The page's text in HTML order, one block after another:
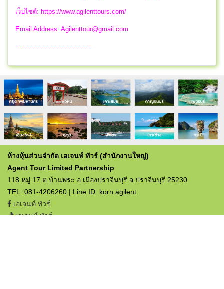
เว็บไซต์: https://www.agilenttours.com/
Email Address: Agilenttour@gmail.com
-------------------------------------
ห้างหุ้นส่วนจำกัด เอเจนท์ ทัวร์ (สำนักงานใหญ่)
Agent Tour Limited Partnership
118 หมู่ 17 ต.บ้านพระ อ.เมืองปราจีนบุรี จ.ปราจีนบุรี 25230
TEL: 081-4206260 | Line ID: korn.agilent
เอเจนท์ ทัวร์
เอเจนท์ ทัวร์